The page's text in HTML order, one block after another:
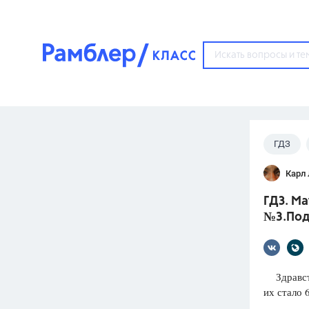
Популярные темы
ГДЗ
ОГЭ
ФИПИ
ГДЗ
Карл
ГДЗ.
№3.Под
их стало